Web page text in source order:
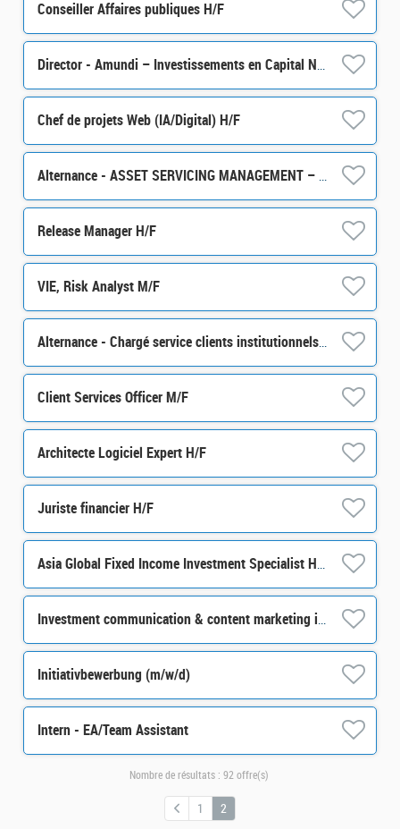
Conseiller Affaires publiques H/F
Director - Amundi – Investissements en Capital Naturel H/F
Chef de projets Web (IA/Digital) H/F
Alternance - ASSET SERVICING MANAGEMENT – Business Analyst - H/F
Release Manager H/F
VIE, Risk Analyst M/F
Alternance - Chargé service clients institutionnels et souverains - pôle International - H/F
Client Services Officer M/F
Architecte Logiciel Expert H/F
Juriste financier H/F
Asia Global Fixed Income Investment Specialist H/F
Investment communication & content marketing internship M/F
Initiativbewerbung (m/w/d)
Intern - EA/Team Assistant
Nombre de résultats : 92 offre(s)
1 2